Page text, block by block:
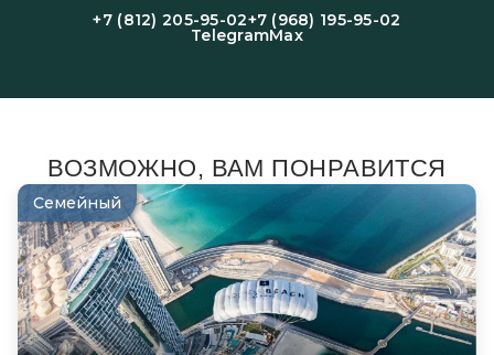
+7 (812) 205-95-02+7 (968) 195-95-02
TelegramMax
ВОЗМОЖНО, ВАМ ПОНРАВИТСЯ
Семейный